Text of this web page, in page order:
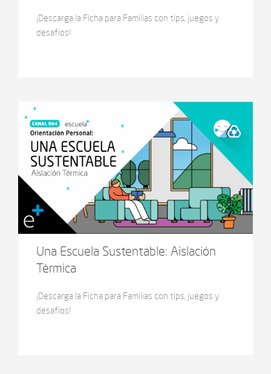
¡Descarga la Ficha para Familias con tips, juegos y
desafíos!
Una Escuela Sustentable: Aislación
Térmica
¡Descarga la Ficha para Familias con tips, juegos y
desafíos!